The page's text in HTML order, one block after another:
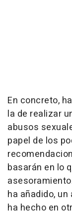
En concreto,
la de realizar
abusos
papel de los
basarán en lo
ha añadido,
ha hecho en